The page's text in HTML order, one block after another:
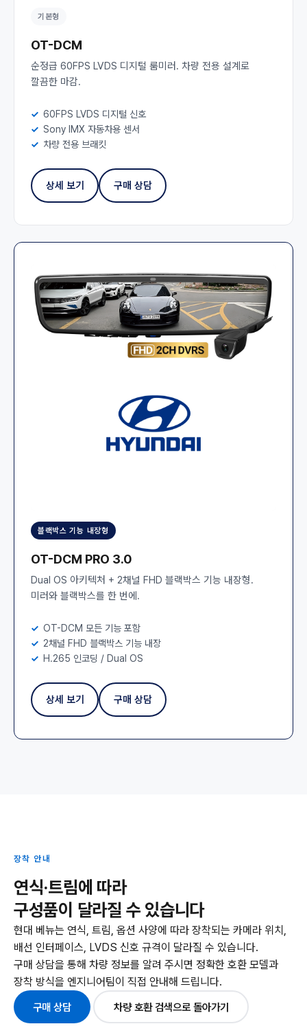
기본형
OT-DCM
순정급 60FPS LVDS 디지털 룸미러. 차량 전용 설계로
깔끔한 마감.
60FPS LVDS 디지털 신호
Sony IMX 자동차용 센서
차량 전용 브래킷
상세 보기 구매 상담
블랙박스 기능 내장형
OT-DCM PRO 3.0
Dual OS 아키텍처 + 2채널 FHD 블랙박스 기능 내장형.
미러와 블랙박스를 한 번에.
OT-DCM 모든 기능 포함
2채널 FHD 블랙박스 기능 내장
H.265 인코딩 / Dual OS
상세 보기 구매 상담
장착 안내
연식·트림에 따라
구성품이 달라질 수 있습니다
현대 베뉴는 연식, 트림, 옵션 사양에 따라 장착되는 카메라 위치,
배선 인터페이스, LVDS 신호 규격이 달라질 수 있습니다.
구매 상담을 통해 차량 정보를 알려 주시면 정확한 호환 모델과
장착 방식을 엔지니어팀이 직접 안내해 드립니다.
구매 상담
차량 호환 검색으로 돌아가기